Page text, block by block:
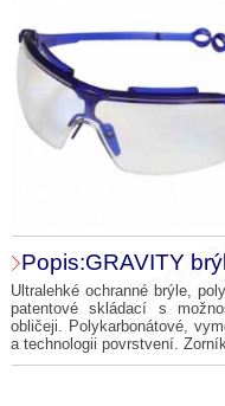
Popis:GRAVITY
Ultralehké ochranné brýle,
patentové skládací s
obličeji. Polykarbonátové,
a technologii povrstvení.